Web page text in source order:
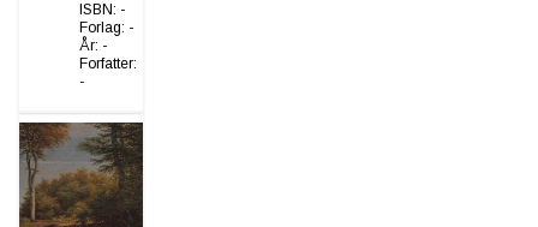
ISBN: -
Forlag: -
År: -
Forfatter:
-